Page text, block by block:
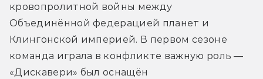
кровопролитной войны между
Объединённой федерацией планет и
Клингонской империей. В первом сезоне
команда играла в конфликте важную роль —
«Дискавери» был оснащён